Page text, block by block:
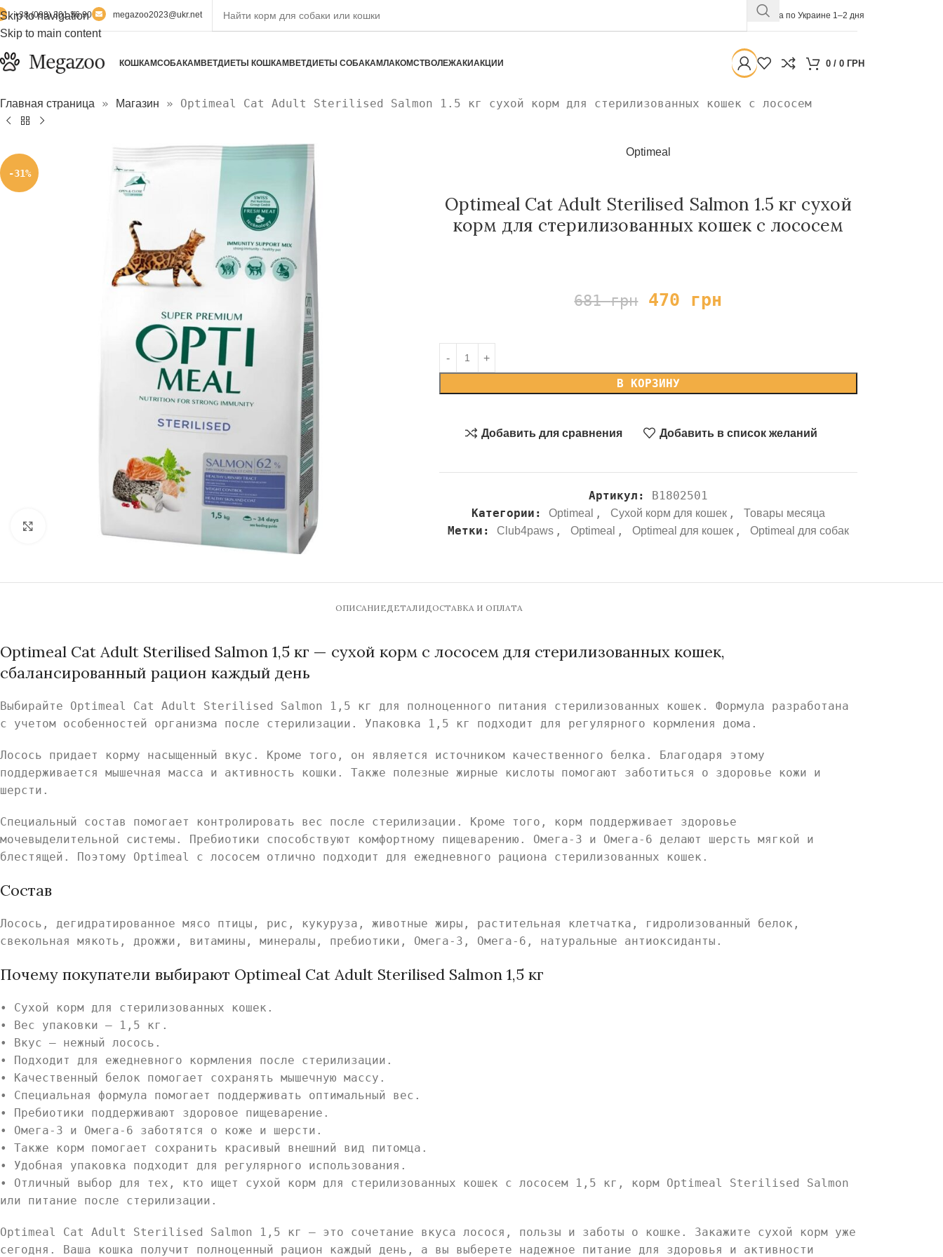
Skip to navigation
Skip to main content
+38 (098) 301 36 90 megazoo2023@ukr.net Доставка по Украине 1–2 дня
КОШКАМСОБАКАМ ВЕТДИЕТЫ КОШКАМ ВЕТДИЕТЫ СОБАКАМЛАКОМСТВОЛЕЖАКИАКЦИИ 0 / 0 ГРН
Главная страница » Магазин » Optimeal Cat Adult Sterilised Salmon 1.5 кг сухой корм для стерилизованных кошек с лососем
-31%
Optimeal
Optimeal Cat Adult Sterilised Salmon 1.5 кг сухой
корм для стерилизованных кошек с лососем
681грн 470 грн
В КОРЗИНУ
Добавить для сравнения Добавить в список желаний
Артикул: B1802501
Категории:
Optimeal , Сухой корм для кошек , Товары месяца
Метки: Club4paws , Optimeal , Optimeal для кошек , Optimeal для собак
ОПИСАНИЕ ДЕТАЛИ ДОСТАВКА И ОПЛАТА
Optimeal Cat Adult Sterilised Salmon 1,5 кг — сухой корм с лососем для стерилизованных кошек,
сбалансированный рацион каждый день
Выбирайте Optimeal Cat Adult Sterilised Salmon 1,5 кг для полноценного питания стерилизованных кошек. Формула разработана
с учетом особенностей организма после стерилизации. Упаковка 1,5 кг подходит для регулярного кормления дома.
Лосось придает корму насыщенный вкус. Кроме того, он является источником качественного белка. Благодаря этому
поддерживается мышечная масса и активность кошки. Также полезные жирные кислоты помогают заботиться о здоровье кожи и
шерсти.
Специальный состав помогает контролировать вес после стерилизации. Кроме того, корм поддерживает здоровье
мочевыделительной системы. Пребиотики способствуют комфортному пищеварению. Омега-3 и Омега-6 делают шерсть мягкой и
блестящей. Поэтому Optimeal с лососем отлично подходит для ежедневного рациона стерилизованных кошек.
Состав
Лосось, дегидратированное мясо птицы, рис, кукуруза, животные жиры, растительная клетчатка, гидролизованный белок,
свекольная мякоть, дрожжи, витамины, минералы, пребиотики, Омега-3, Омега-6, натуральные антиоксиданты.
Почему покупатели выбирают Optimeal Cat Adult Sterilised Salmon 1,5 кг
• Сухой корм для стерилизованных кошек.
• Вес упаковки — 1,5 кг.
• Вкус — нежный лосось.
• Подходит для ежедневного кормления после стерилизации.
• Качественный белок помогает сохранять мышечную массу.
• Специальная формула помогает поддерживать оптимальный вес.
• Пребиотики поддерживают здоровое пищеварение.
• Омега-3 и Омега-6 заботятся о коже и шерсти.
• Также корм помогает сохранить красивый внешний вид питомца.
• Удобная упаковка подходит для регулярного использования.
• Отличный выбор для тех, кто ищет сухой корм для стерилизованных кошек с лососем 1,5 кг, корм Optimeal Sterilised Salmon
или питание после стерилизации.
Optimeal Cat Adult Sterilised Salmon 1,5 кг — это сочетание вкуса лосося, пользы и заботы о кошке. Закажите сухой корм уже
сегодня. Ваша кошка получит полноценный рацион каждый день, а вы выберете надежное питание для здоровья и активности